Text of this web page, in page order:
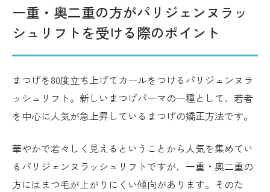
一重・奥二重の方がパリジェンヌラッ
シュリフトを受ける際のポイント
まつげを80度立ち上げてカールをつけるパリジェンヌラ
ッシュリフト。新しいまつげパーマの一種として、若者
を中心に人気が急上昇しているまつげの矯正方法です。
華やかで若々しく見えるということから人気を集めてい
るパリジェンヌラッシュリフトですが、一重・奥二重の
方にはまつ毛が上がりにくい傾向があります。そのた